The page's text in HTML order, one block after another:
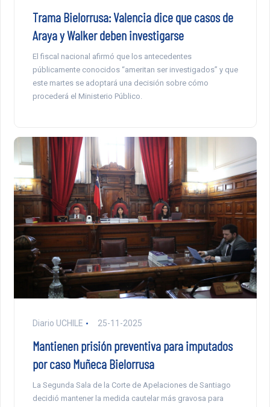
Trama Bielorrusa: Valencia dice que casos de
Araya y Walker deben investigarse
El fiscal nacional afirmó que los antecedentes
públicamente conocidos “ameritan ser investigados” y que
este martes se adoptará una decisión sobre cómo
procederá el Ministerio Público.
Diario UCHILE 25-11-2025
Mantienen prisión preventiva para imputados
por caso Muñeca Bielorrusa
La Segunda Sala de la Corte de Apelaciones de Santiago
decidió mantener la medida cautelar más gravosa para